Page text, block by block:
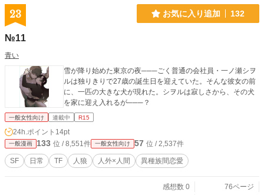
23 お気に入り追加 132
№11
青い
雪が降り始めた東京の夜───ごく普通の会社員・一ノ瀬シヲ
ルは独りきりで27歳の誕生日を迎えていた。そんな彼女の前
に、一匹の大きな犬が現れた。シヲルは寂しさから、その犬
を家に迎え入れるが───？
一般女性向け 連載中 R15
24h.ポイント 14pt
一般漫画 133 位 / 8,551件 一般女性向け 57 位 / 2,537件
SF 日常 TF 人狼 人外×人間 異種族間恋愛
感想数 0
76ページ